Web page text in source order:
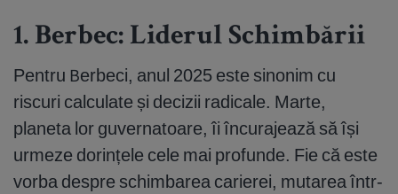
1. Berbec: Liderul Schimbării
Pentru Berbeci, anul 2025 este sinonim cu
riscuri calculate și decizii radicale. Marte,
planeta lor guvernatoare, îi încurajează să își
urmeze dorințele cele mai profunde. Fie că este
vorba despre schimbarea carierei, mutarea într-